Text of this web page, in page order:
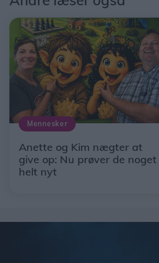
Mennesker
Anette og Kim nægter at
give op: Nu prøver de noget
helt nyt